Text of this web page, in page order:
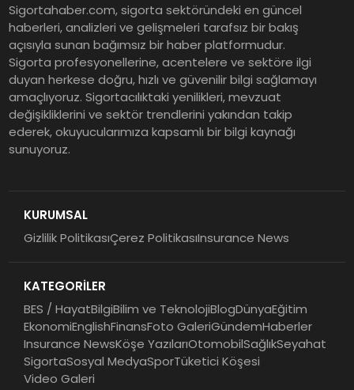
Yarısına İlişkin Konsolide Finansal
Sonuçlarını Açıkladı
EY Küresel Siber Güvenlik
Araştırması: Yapay Zekâ Destekli
Tehditler ve Kurumsal
Dayanıklılık
Sigortahaber.com, sigorta sektöründeki en güncel
haberleri, analizleri ve gelişmeleri tarafsız bir bakış
açısıyla sunan bağımsız bir haber platformudur.
Sigorta profesyonellerine, acentelere ve sektöre ilgi
duyan herkese doğru, hızlı ve güvenilir bilgi sağlamayı
amaçlıyoruz. Sigortacılıktaki yenilikleri, mevzuat
değişikliklerini ve sektör trendlerini yakından takip
ederek, okuyucularımıza kapsamlı bir bilgi kaynağı
sunuyoruz.
KURUMSAL
Gizlilik PolitikasıÇerez PolitikasıInsurance News
KATEGORİLER
BES / HayatBilgiBilim ve TeknolojiBlogDünyaEğitim
EkonomiEnglishFinansFoto GaleriGündemHaberler
Insurance NewsKöşe YazılarıOtomobilSağlıkSeyahat
SigortaSosyal MedyaSporTüketici Köşesi
Video Galeri